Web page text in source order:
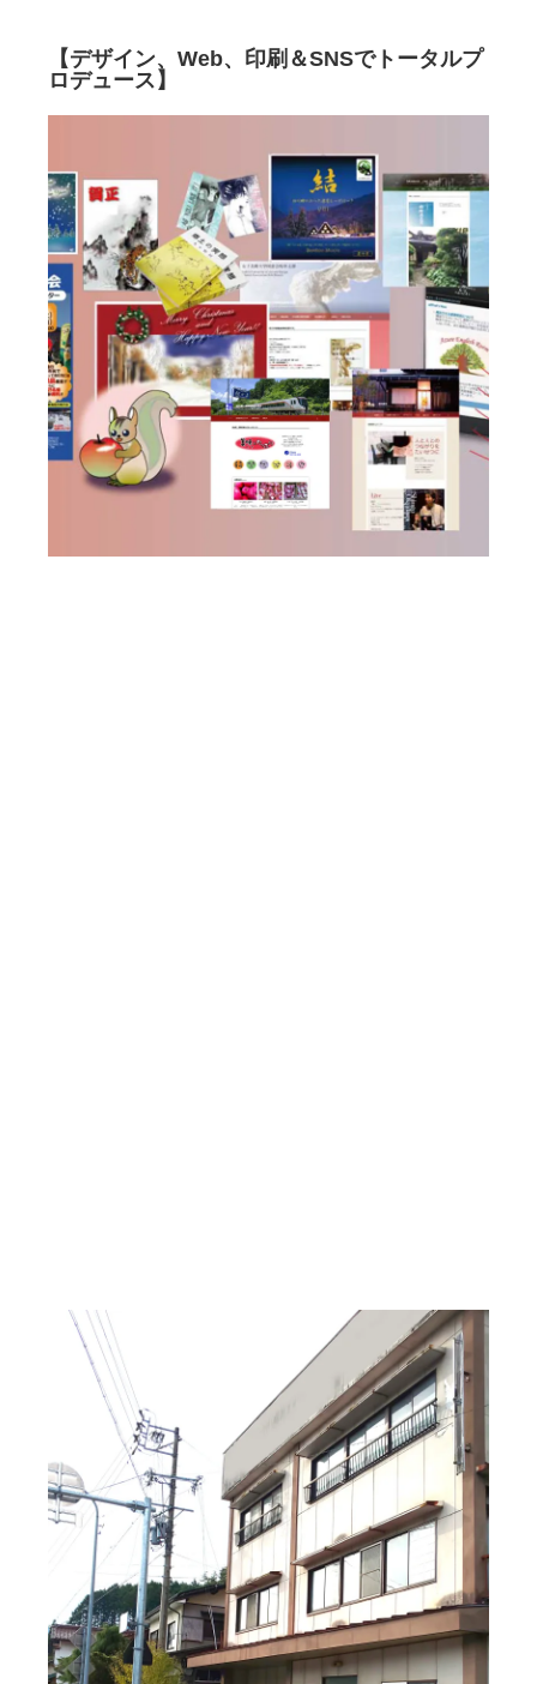
【デザイン、Web、印刷＆SNSでトータルプ
ロデュース】